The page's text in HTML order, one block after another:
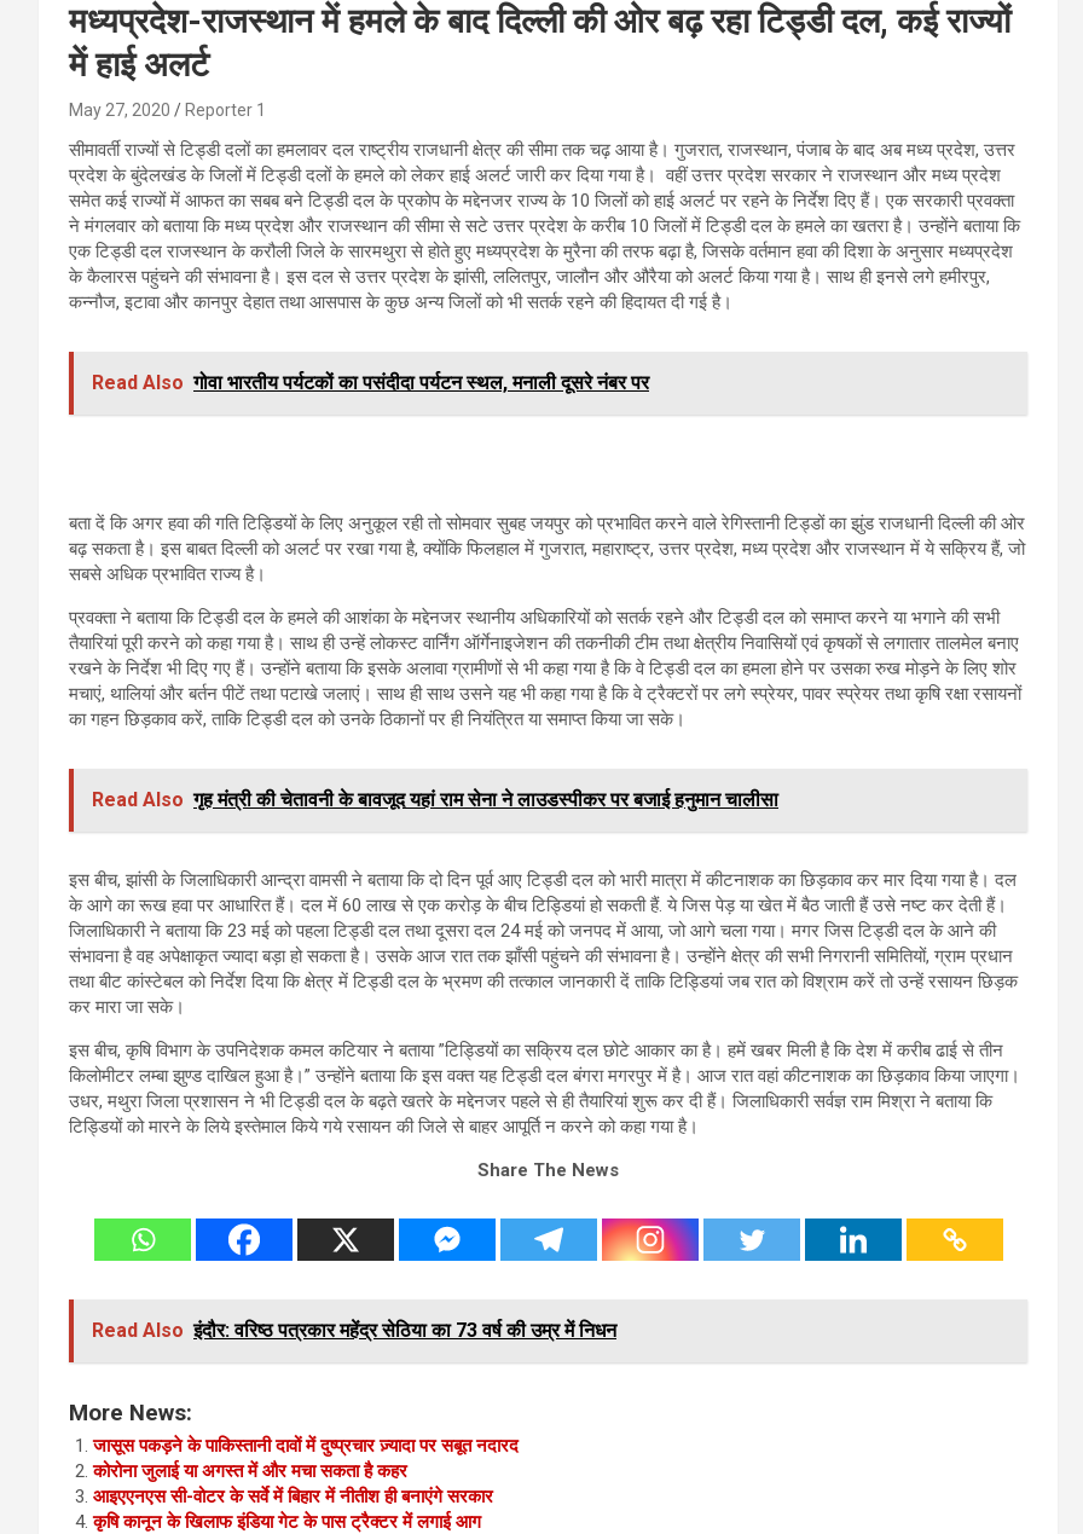
मध्यप्रदेश-राजस्थान में हमले के बाद दिल्ली की ओर बढ़ रहा टिड्डी दल, कई राज्यों
में हाई अलर्ट
May 27, 2020 Reporter 1
सीमावर्ती राज्यों से टिड्डी दलों का हमलावर दल राष्ट्रीय राजधानी क्षेत्र की सीमा तक चढ़ आया है। गुजरात, राजस्थान, पंजाब के बाद अब मध्य प्रदेश, उत्तर
प्रदेश के बुंदेलखंड के जिलों में टिड्डी दलों के हमले को लेकर हाई अलर्ट जारी कर दिया गया है। वहीं उत्तर प्रदेश सरकार ने राजस्थान और मध्य प्रदेश
समेत कई राज्यों में आफत का सबब बने टिड्डी दल के प्रकोप के मद्देनजर राज्य के 10 जिलों को हाई अलर्ट पर रहने के निर्देश दिए हैं। एक सरकारी प्रवक्ता
ने मंगलवार को बताया कि मध्य प्रदेश और राजस्थान की सीमा से सटे उत्तर प्रदेश के करीब 10 जिलों में टिड्डी दल के हमले का खतरा है। उन्होंने बताया कि
एक टिड्डी दल राजस्थान के करौली जिले के सारमथुरा से होते हुए मध्यप्रदेश के मुरैना की तरफ बढ़ा है, जिसके वर्तमान हवा की दिशा के अनुसार मध्यप्रदेश
के कैलारस पहुंचने की संभावना है। इस दल से उत्तर प्रदेश के झांसी, ललितपुर, जालौन और औरैया को अलर्ट किया गया है। साथ ही इनसे लगे हमीरपुर,
कन्नौज, इटावा और कानपुर देहात तथा आसपास के कुछ अन्य जिलों को भी सतर्क रहने की हिदायत दी गई है।
Read Also गोवा भारतीय पर्यटकों का पसंदीदा पर्यटन स्थल, मनाली दूसरे नंबर पर
बता दें कि अगर हवा की गति टिड्डियों के लिए अनुकूल रही तो सोमवार सुबह जयपुर को प्रभावित करने वाले रेगिस्तानी टिड्डों का झुंड राजधानी दिल्ली की ओर
बढ़ सकता है। इस बाबत दिल्ली को अलर्ट पर रखा गया है, क्योंकि फिलहाल में गुजरात, महाराष्ट्र, उत्तर प्रदेश, मध्य प्रदेश और राजस्थान में ये सक्रिय हैं, जो
सबसे अधिक प्रभावित राज्य है।
प्रवक्ता ने बताया कि टिड्डी दल के हमले की आशंका के मद्देनजर स्थानीय अधिकारियों को सतर्क रहने और टिड्डी दल को समाप्त करने या भगाने की सभी
तैयारियां पूरी करने को कहा गया है। साथ ही उन्हें लोकस्ट वार्निंग ऑर्गेनाइजेशन की तकनीकी टीम तथा क्षेत्रीय निवासियों एवं कृषकों से लगातार तालमेल बनाए
रखने के निर्देश भी दिए गए हैं। उन्होंने बताया कि इसके अलावा ग्रामीणों से भी कहा गया है कि वे टिड्डी दल का हमला होने पर उसका रुख मोड़ने के लिए शोर
मचाएं, थालियां और बर्तन पीटें तथा पटाखे जलाएं। साथ ही साथ उसने यह भी कहा गया है कि वे ट्रैक्टरों पर लगे स्प्रेयर, पावर स्प्रेयर तथा कृषि रक्षा रसायनों
का गहन छिड़काव करें, ताकि टिड्डी दल को उनके ठिकानों पर ही नियंत्रित या समाप्त किया जा सके।
Read Also गृह मंत्री की चेतावनी के बावजूद यहां राम सेना ने लाउडस्पीकर पर बजाई हनुमान चालीसा
इस बीच, झांसी के जिलाधिकारी आन्द्रा वामसी ने बताया कि दो दिन पूर्व आए टिड्डी दल को भारी मात्रा में कीटनाशक का छिड़काव कर मार दिया गया है। दल
के आगे का रूख हवा पर आधारित हैं। दल में 60 लाख से एक करोड़ के बीच टिड्डियां हो सकती हैं. ये जिस पेड़ या खेत में बैठ जाती हैं उसे नष्ट कर देती हैं।
जिलाधिकारी ने बताया कि 23 मई को पहला टिड्डी दल तथा दूसरा दल 24 मई को जनपद में आया, जो आगे चला गया। मगर जिस टिड्डी दल के आने की
संभावना है वह अपेक्षाकृत ज्यादा बड़ा हो सकता है। उसके आज रात तक झाँसी पहुंचने की संभावना है। उन्होंने क्षेत्र की सभी निगरानी समितियों, ग्राम प्रधान
तथा बीट कांस्टेबल को निर्देश दिया कि क्षेत्र में टिड्डी दल के भ्रमण की तत्काल जानकारी दें ताकि टिड्डियां जब रात को विश्राम करें तो उन्हें रसायन छिड़क
कर मारा जा सके।
इस बीच, कृषि विभाग के उपनिदेशक कमल कटियार ने बताया ”टिड्डियों का सक्रिय दल छोटे आकार का है। हमें खबर मिली है कि देश में करीब ढाई से तीन
किलोमीटर लम्बा झुण्ड दाखिल हुआ है।” उन्होंने बताया कि इस वक्त यह टिड्डी दल बंगरा मगरपुर में है। आज रात वहां कीटनाशक का छिड़काव किया जाएगा।
उधर, मथुरा जिला प्रशासन ने भी टिड्डी दल के बढ़ते खतरे के मद्देनजर पहले से ही तैयारियां शुरू कर दी हैं। जिलाधिकारी सर्वज्ञ राम मिश्रा ने बताया कि
टिड्डियों को मारने के लिये इस्तेमाल किये गये रसायन की जिले से बाहर आपूर्ति न करने को कहा गया है।
Share The News
Read Also इंदौर: वरिष्ठ पत्रकार महेंद्र सेठिया का 73 वर्ष की उम्र में निधन
More News:
जासूस पकड़ने के पाकिस्तानी दावों में दुष्प्रचार ज़्यादा पर सबूत नदारद
कोरोना जुलाई या अगस्त में और मचा सकता है कहर
आइएएनएस सी-वोटर के सर्वे में बिहार में नीतीश ही बनाएंगे सरकार
कृषि कानून के खिलाफ इंडिया गेट के पास ट्रैक्टर में लगाई आग